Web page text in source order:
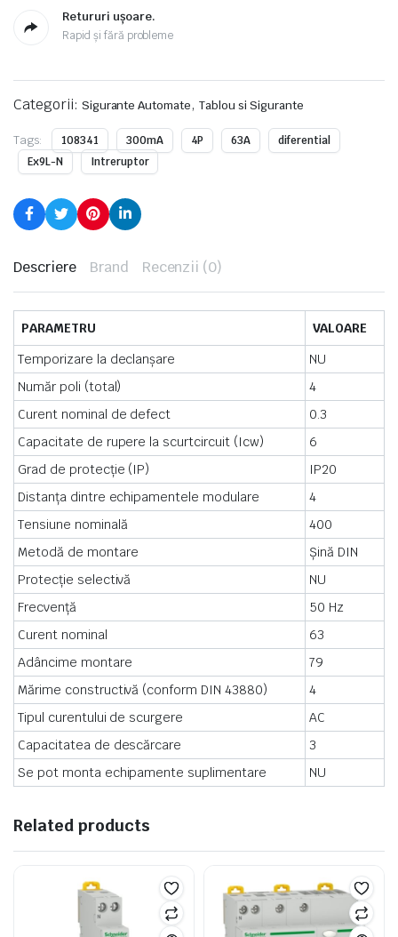
Retururi ușoare.
Rapid și fără probleme
Categorii: Sigurante Automate,Tablou si Sigurante
Tags: 108341 300mA 4P 63A
diferential
Ex9L-N
Intreruptor
Descriere Brand Recenzii (0)
PARAMETRU
VALOARE
Temporizare la declanșare
NU
Număr poli (total)
4
Curent nominal de defect
0.3
Capacitate de rupere la scurtcircuit (Icw)
6
Grad de protecție (IP)
IP20
Distanța dintre echipamentele modulare
4
Tensiune nominală
400
Metodă de montare
Șină DIN
Protecție selectivă
NU
Frecvență
50 Hz
Curent nominal
63
Adâncime montare
79
Mărime constructivă (conform DIN 43880)
4
Tipul curentului de scurgere
AC
Capacitatea de descărcare
3
Se pot monta echipamente suplimentare
NU
Related products